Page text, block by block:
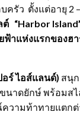
รัว ตั้งแต่อายุ 2
“Harbor
าแห่งแรกของฮ
อร์ ไอส์แลนด์) สนุก
นาดยักษ์ พร้อมส
วามท้าทายแตกต่